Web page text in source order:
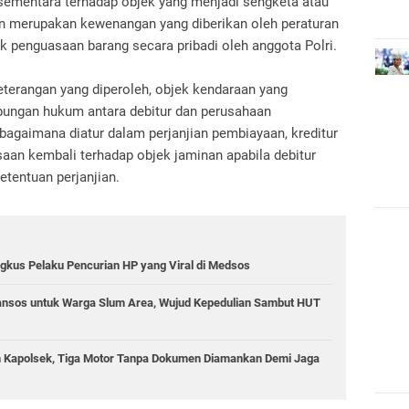
kewenangan yang diberikan oleh peraturan
penguasaan barang secara pribadi oleh anggota Polri.
yang diperoleh, objek kendaraan yang
hukum antara debitur dan perusahaan
diatur dalam perjanjian pembiayaan, kreditur
kembali terhadap objek jaminan apabila debitur
perjanjian.
Pelaku Pencurian HP yang Viral di Medsos
untuk Warga Slum Area, Wujud Kepedulian Sambut HUT
Tiga Motor Tanpa Dokumen Diamankan Demi Jaga